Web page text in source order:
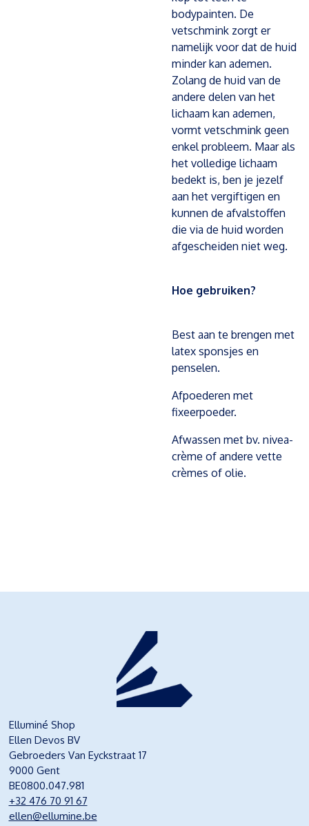
bodypainten. De
vetschmink zorgt er
namelijk voor dat de huid
minder kan ademen.
Zolang de huid van de
andere delen van het
lichaam kan ademen,
vormt vetschmink geen
enkel probleem. Maar als
het volledige lichaam
bedekt is, ben je jezelf
aan het vergiftigen en
kunnen de afvalstoffen
die via de huid worden
afgescheiden niet weg.
Hoe gebruiken?
Best aan te brengen met
latex sponsjes en
penselen.
Afpoederen met
fixeerpoeder.
Afwassen met bv. nivea-
crème of andere vette
crèmes of olie.
Elluminé Shop
Ellen Devos BV
Gebroeders Van Eyckstraat 17
9000 Gent
BE0800.047.981
+32 476 70 91 67
ellen@ellumine.be